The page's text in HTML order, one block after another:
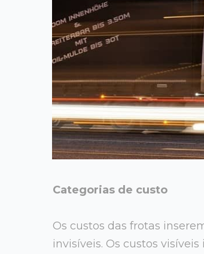
Categorias de custo
Os custos das frotas
invisíveis. Os custos